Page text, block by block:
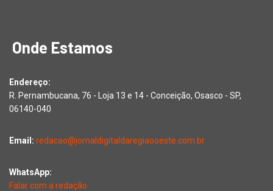
Onde Estamos
Endereço:
R. Pernambucana, 76 - Loja 13 e 14 - Conceição, Osasco - SP,
06140-040
Email: redacao@jornaldigitaldaregiaooeste.com.br
WhatsApp:
Falar com a redação